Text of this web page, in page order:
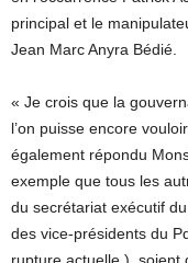
principal et le
Jean Marc Anyra Bédié.
« Je crois que la
l’on puisse encore
également répondu
exemple que tous les
du secrétariat exécutif
des vice-présidents du